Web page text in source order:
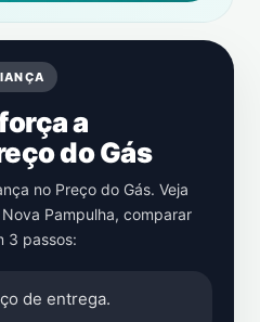
a
do Gás
no Preço do Gás. Veja
Nova Pampulha, comparar
3 passos:
de entrega.